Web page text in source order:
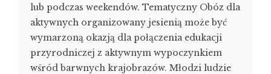
lub podczas weekendów. Tematyczny Obóz dla
aktywnych organizowany jesienią może być
wymarzoną okazją dla połączenia edukacji
przyrodniczej z aktywnym wypoczynkiem
wśród barwnych krajobrazów. Młodzi ludzie